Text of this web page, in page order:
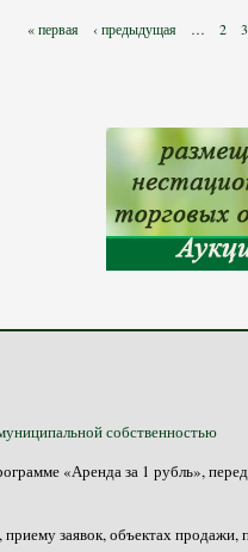
« первая ‹ предыдущая … 2 3
собственностью
«Аренда за 1 рубль»,
заявок, объектах продажи,